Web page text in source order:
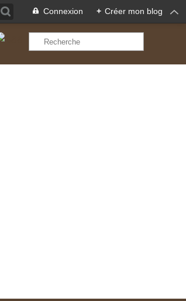
Connexion + Créer mon blog